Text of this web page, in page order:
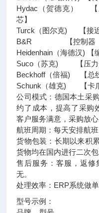
Hydac（贺德克） 【
芯】
Turck（图尔克) 【接近
B&R 【控制器 ，总
Heidenhain（海德汉) 【
Suco（苏克) 【压力
Beckhoff（倍福) 【总
Schunk（雄克) 【卡爪
公司模式：德国本土采
约了成本，提高了采购
客户服务满意，采购放心
航班周期：每天安排航
货物包装：长期以来积
货物均在国内进行二次
售后服务：客服，返修
无。
处理效率：ERP系统做
型号示例：